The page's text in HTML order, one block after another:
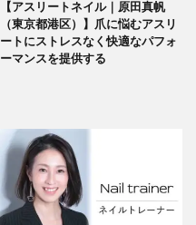
【アスリートネイル｜原田真帆
（東京都港区）】爪に悩むアスリ
ートにストレスなく快適なパフォ
ーマンスを提供する